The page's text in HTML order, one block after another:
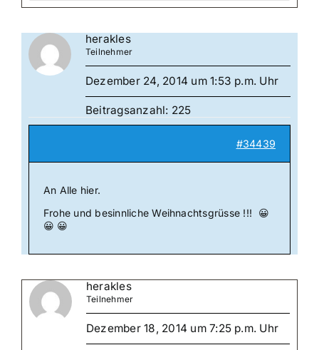
herakles
Teilnehmer
Dezember 24, 2014 um 1:53 p.m. Uhr
Beitragsanzahl: 225
#34439
An Alle hier.
Frohe und besinnliche Weihnachtsgrüsse !!! 😀
😀 😀
herakles
Teilnehmer
Dezember 18, 2014 um 7:25 p.m. Uhr